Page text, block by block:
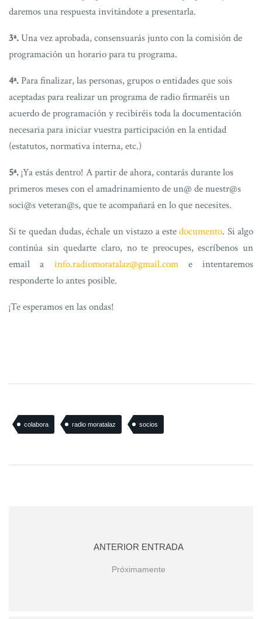
daremos una respuesta invitándote a presentarla.
3ª.Una vez aprobada, consensuarás junto con la comisión de
programación un horario para tu programa.
4ª.Para finalizar, las personas, grupos o entidades que sois
aceptadas para realizar un programa de radio firmaréis un
acuerdo de programación y recibiréis toda la documentación
necesaria para iniciar vuestra participación en la entidad
(estatutos, normativa interna, etc.)
5ª.¡Ya estás dentro! A partir de ahora, contarás durante los
primeros meses con el amadrinamiento de un@ de nuestr@s
soci@s veteran@s, que te acompañará en lo que necesites.
Si te quedan dudas, échale un vistazo a estedocumento. Si algo
continúa sin quedarte claro, no te preocupes, escríbenos un
email a info.radiomoratalaz@gmail.come intentaremos
responderte lo antes posible.
¡Te esperamos en las ondas!
colabora radio moratalaz socios
ANTERIOR ENTRADA
Próximamente